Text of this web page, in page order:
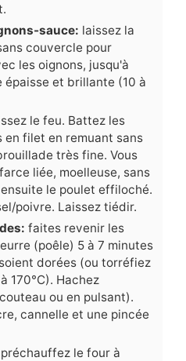
sauce: laissez la
couvercle pour
les oignons, jusqu'à
et brillante (10 à
le feu. Battez les
filet en remuant sans
très fine. Vous
liée, moelleuse, sans
le poulet effiloché.
poivre. Laissez tiédir.
faites revenir les
(poêle) 5 à 7 minutes
dorées (ou torréfiez
170°C). Hachez
ou en pulsant).
cannelle et une pincée
préchauffez le four à